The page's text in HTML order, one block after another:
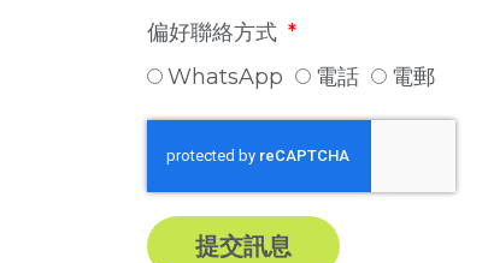
偏好聯絡方式
WhatsApp
電話 電郵
提交訊息